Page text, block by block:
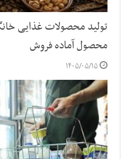
تولید محصولات غذایی
محصول آماده فروش
۱۴۰۵/۰۵/۱۵